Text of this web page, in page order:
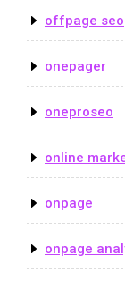
offpage seo
onepager
oneproseo
online
onpage
onpage